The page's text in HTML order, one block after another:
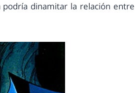
podría dinamitar la relación entre